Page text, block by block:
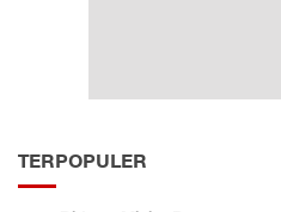
TERPOPULER